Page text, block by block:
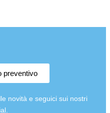
preventivo
novità e seguici sui nostri